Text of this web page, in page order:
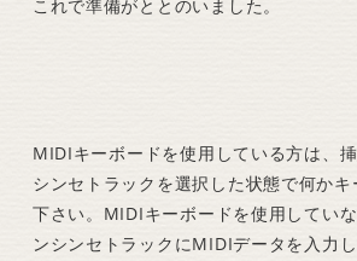
これで準備がととのいました。
MIDIキーボードを使用している方は、
シンセトラックを選択した状態で何か
下さい。MIDIキーボードを使用してい
ンシンセトラックにMIDIデータを入力